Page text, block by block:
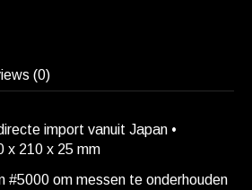
(0)
import vanuit Japan •
x 210 x 25 mm
#5000 om messen te onderhouden